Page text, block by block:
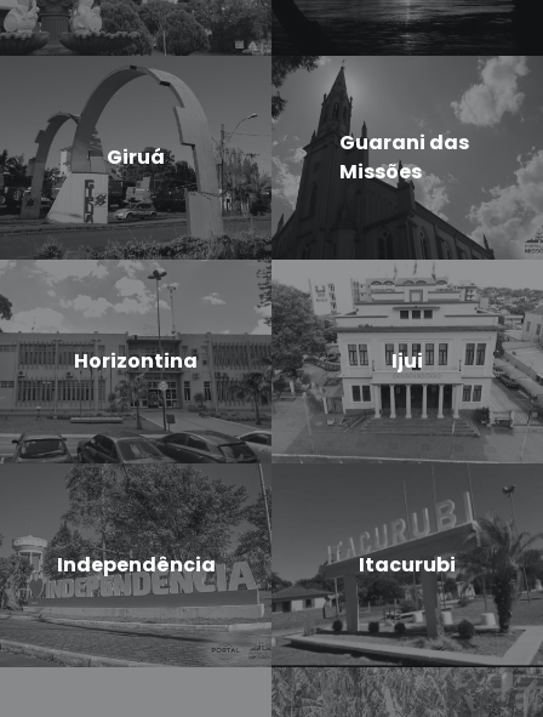
Giruá
Guarani das
Missões
Horizontina Ijui
Independência Itacurubi